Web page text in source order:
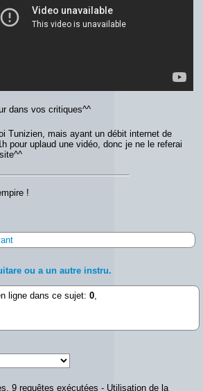
dans vos critiques^^
Tunizien, mais ayant un débit internet de
pour uplaud une vidéo, donc je ne le referai
!
ou a un autre instru.
ligne dans ce sujet: 0
9 requêtes exécutées - Utilisation de la